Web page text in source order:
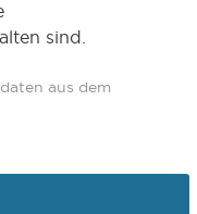
sind.
aus dem